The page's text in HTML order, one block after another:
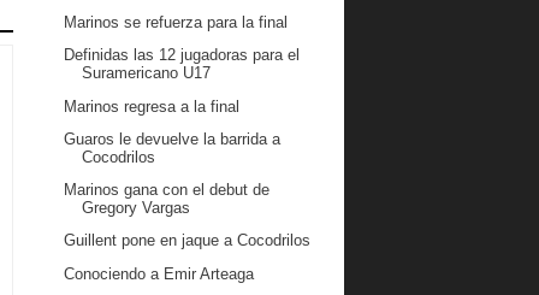
Marinos se refuerza para la final
Definidas las 12 jugadoras para el
Suramericano U17
Marinos regresa a la final
Guaros le devuelve la barrida a
Cocodrilos
Marinos gana con el debut de
Gregory Vargas
Guillent pone en jaque a Cocodrilos
Conociendo a Emir Arteaga